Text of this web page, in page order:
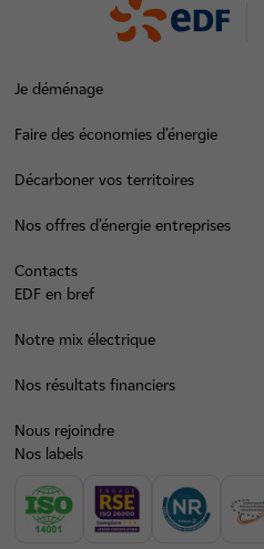
Je déménage
Faire des économies d’énergie
Décarboner vos territoires
Nos offres d’énergie entreprises
Contacts
EDF en bref
Notre mix électrique
Nos résultats financiers
Nous rejoindre
Nos labels